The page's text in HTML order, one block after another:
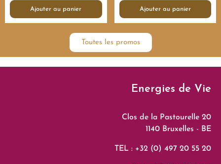
Ajouter au panier Ajouter au panier
Toutes les promos
Energies de Vie
Clos de la Pastourelle 20
1140 Bruxelles - BE
TEL : +32 (0) 497 20 55 20